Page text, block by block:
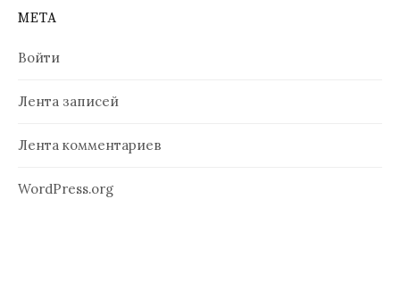
МЕТА
Войти
Лента записей
Лента комментариев
WordPress.org